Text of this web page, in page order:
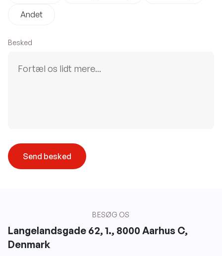
Andet
Besked
BESØG OS
Langelandsgade 62, 1., 8000 Aarhus C,
Denmark